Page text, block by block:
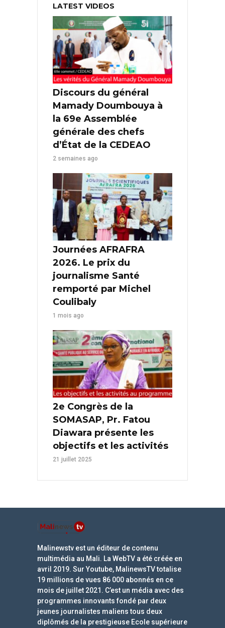
LATEST VIDEOS
Discours du général
Mamady Doumbouya à
la 69e Assemblée
générale des chefs
d’État de la CEDEAO
2 semaines ago
Journées AFRAFRA
2026. Le prix du
journalisme Santé
remporté par Michel
Coulibaly
1 mois ago
2e Congrès de la
SOMASAP, Pr. Fatou
Diawara présente les
objectifs et les activités
21 juillet 2025
Malinewstv est un éditeur de contenu
multimédia au Mali. La WebTV a été créée en
avril 2019. Sur Youtube, MalinewsTV totalise
19 millions de vues 86 000 abonnés en ce
mois de juillet 2021. C’est un média avec des
programmes innovants fondé par deux
jeunes journalistes maliens tous deux
diplômés de la prestigieuse Ecole supérieure